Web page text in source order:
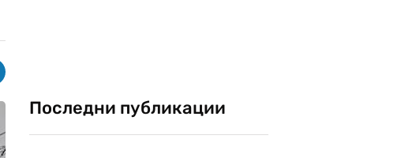
Последни публикации